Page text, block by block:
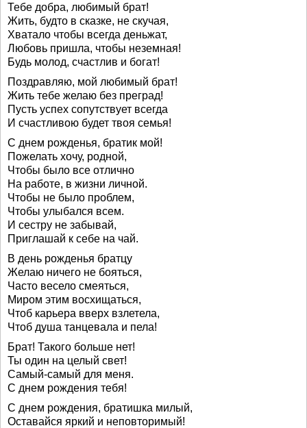
Тебе добра, любимый брат!
Жить, будто в сказке, не скучая,
Хватало чтобы всегда деньжат,
Любовь пришла, чтобы неземная!
Будь молод, счастлив и богат!
Поздравляю, мой любимый брат!
Жить тебе желаю без преград!
Пусть успех сопутствует всегда
И счастливою будет твоя семья!
С днем рожденья, братик мой!
Пожелать хочу, родной,
Чтобы было все отлично
На работе, в жизни личной.
Чтобы не было проблем,
Чтобы улыбался всем.
И сестру не забывай,
Приглашай к себе на чай.
В день рожденья братцу
Желаю ничего не бояться,
Часто весело смеяться,
Миром этим восхищаться,
Чтоб карьера вверх взлетела,
Чтоб душа танцевала и пела!
Брат! Такого больше нет!
Ты один на целый свет!
Самый-самый для меня.
С днем рождения тебя!
С днем рождения, братишка милый,
Оставайся яркий и неповторимый!